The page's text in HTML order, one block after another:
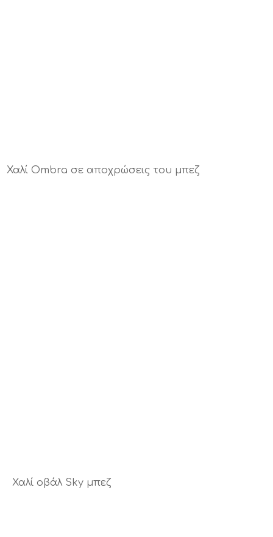
Χαλί Ombra σε αποχρώσεις του μπεζ
Χαλί οβάλ Sky μπεζ